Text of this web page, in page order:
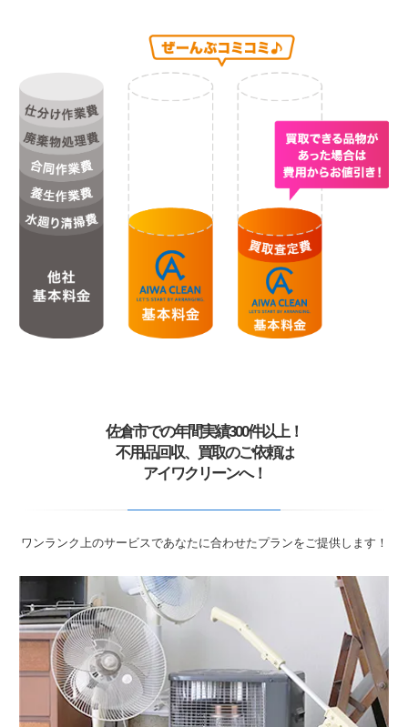
佐倉市での年間実績300件以上！
不用品回収、買取のご依頼は
アイワクリーンへ！
ワンランク上のサービスであなたに合わせたプランをご提供します！